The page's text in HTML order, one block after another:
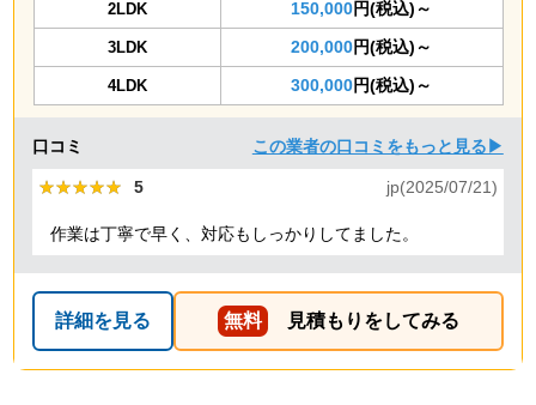
2LDK 150,000円(税込)～
3LDK 200,000円(税込)～
4LDK 300,000円(税込)～
口コミ この業者の口コミをもっと見る▶
★★★★★
★★★★★ 5 jp(2025/07/21)
作業は丁寧で早く、対応もしっかりしてました。
詳細を見る 無料 見積もりをしてみる